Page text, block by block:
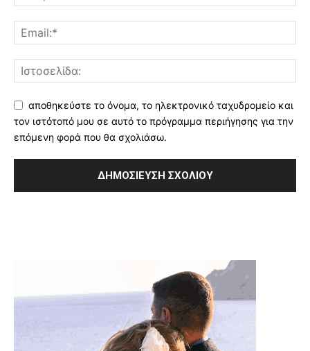
αποθηκεύστε το όνομα, το ηλεκτρονικό ταχυδρομείο και
τον ιστότοπό μου σε αυτό το πρόγραμμα περιήγησης για την
επόμενη φορά που θα σχολιάσω.